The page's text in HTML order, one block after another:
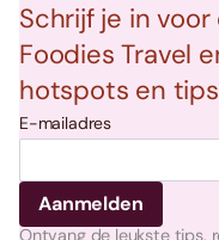
Schrijf je in
Foodies Travel
hotspots en
E-mailadres
Ontvang de leukste tips,